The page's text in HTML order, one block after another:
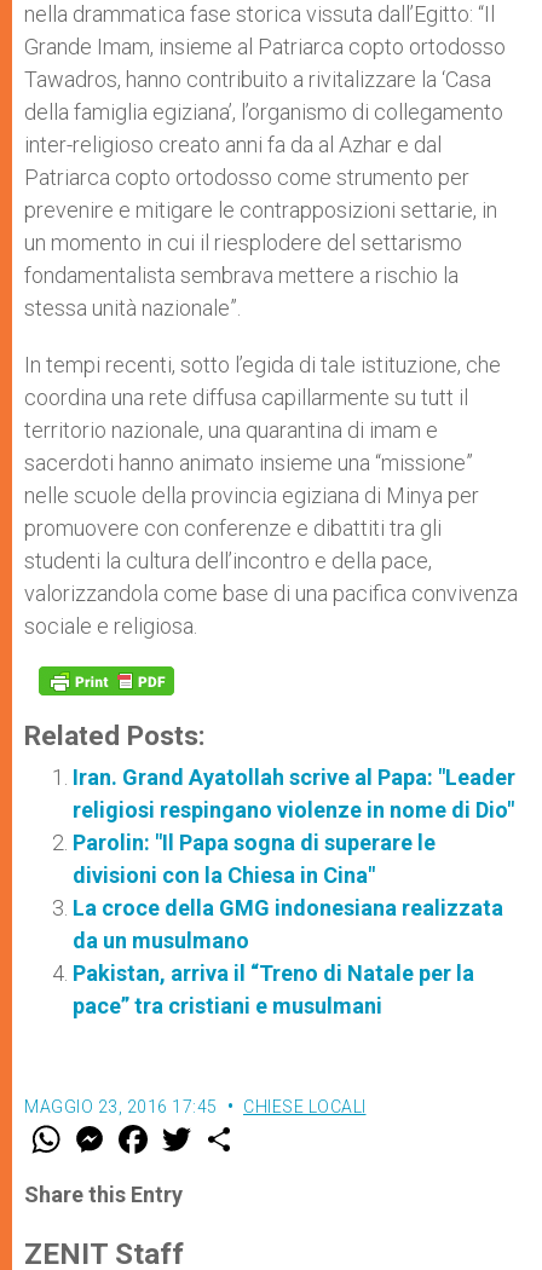
nella drammatica fase storica vissuta dall’Egitto: “Il
Grande Imam, insieme al Patriarca copto ortodosso
Tawadros, hanno contribuito a rivitalizzare la ‘Casa
della famiglia egiziana’, l’organismo di collegamento
inter-religioso creato anni fa da al Azhar e dal
Patriarca copto ortodosso come strumento per
prevenire e mitigare le contrapposizioni settarie, in
un momento in cui il riesplodere del settarismo
fondamentalista sembrava mettere a rischio la
stessa unità nazionale”.
In tempi recenti, sotto l’egida di tale istituzione, che
coordina una rete diffusa capillarmente su tutt il
territorio nazionale, una quarantina di imam e
sacerdoti hanno animato insieme una “missione”
nelle scuole della provincia egiziana di Minya per
promuovere con conferenze e dibattiti tra gli
studenti la cultura dell’incontro e della pace,
valorizzandola come base di una pacifica convivenza
sociale e religiosa.
Related Posts:
Iran. Grand Ayatollah scrive al Papa: "Leader
religiosi respingano violenze in nome di Dio"
Parolin: "Il Papa sogna di superare le
divisioni con la Chiesa in Cina"
La croce della GMG indonesiana realizzata
da un musulmano
Pakistan, arriva il “Treno di Natale per la
pace” tra cristiani e musulmani
MAGGIO 23, 2016 17:45 CHIESE LOCALI
W
t
s
p
p
M
e
s
e
g
e
F
a
e
b
o
k
w
Share this Entry
ZENIT Staff